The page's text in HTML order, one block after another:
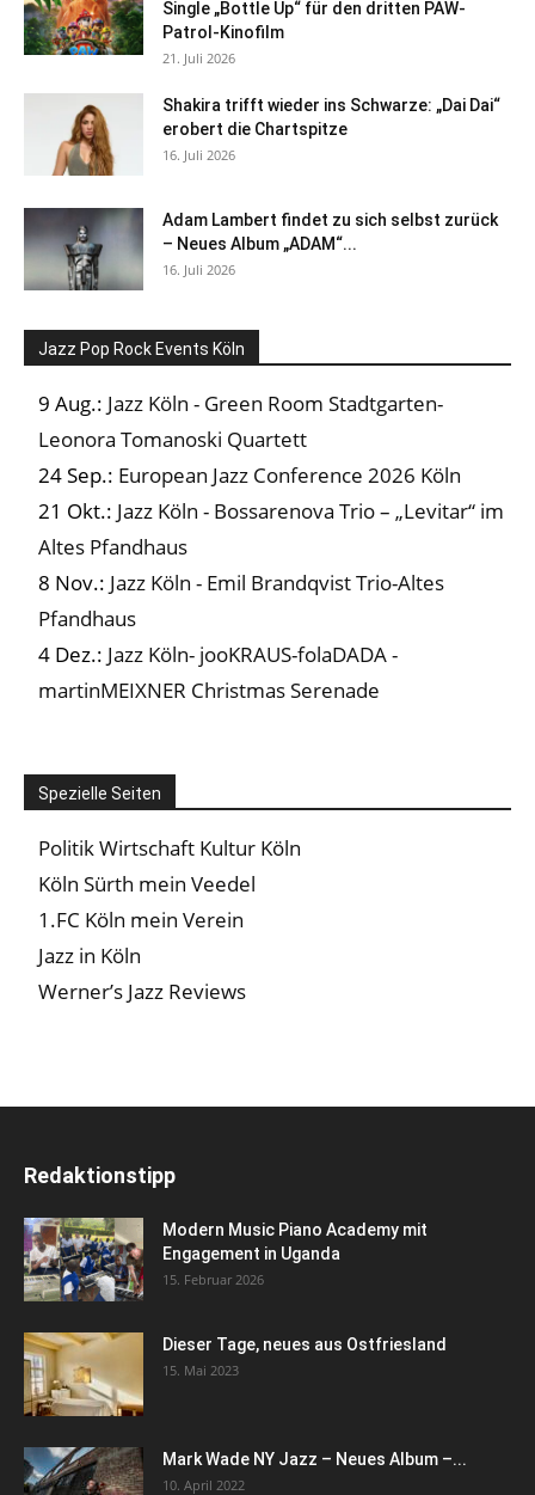
Single „Bottle Up“ für den dritten PAW-
Patrol-Kinofilm
21. Juli 2026
Shakira trifft wieder ins Schwarze: „Dai Dai“
erobert die Chartspitze
16. Juli 2026
Adam Lambert findet zu sich selbst zurück
– Neues Album „ADAM“...
16. Juli 2026
Jazz Pop Rock Events Köln
9 Aug.: Jazz Köln - Green Room Stadtgarten-
Leonora Tomanoski Quartett
24 Sep.: European Jazz Conference 2026 Köln
21 Okt.: Jazz Köln - Bossarenova Trio – „Levitar“ im
Altes Pfandhaus
8 Nov.: Jazz Köln - Emil Brandqvist Trio-Altes
Pfandhaus
4 Dez.: Jazz Köln- jooKRAUS-folaDADA -
martinMEIXNER Christmas Serenade
Spezielle Seiten
Politik Wirtschaft Kultur Köln
Köln Sürth mein Veedel
1.FC Köln mein Verein
Jazz in Köln
Werner’s Jazz Reviews
Redaktionstipp
Modern Music Piano Academy mit
Engagement in Uganda
15. Februar 2026
Dieser Tage, neues aus Ostfriesland
15. Mai 2023
Mark Wade NY Jazz – Neues Album –...
10. April 2022